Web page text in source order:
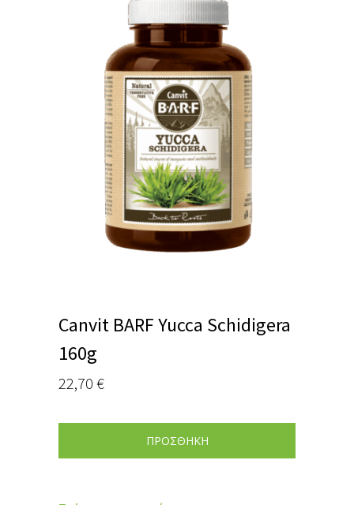
Canvit BARF Yucca Schidigera
160g
22,70 €
ΠΡΟΣΘΗΚΗ